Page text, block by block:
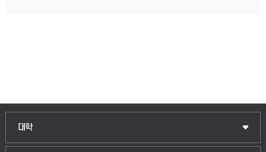
대학
인문융합공공인재학부